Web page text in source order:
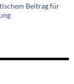
Beitrag für